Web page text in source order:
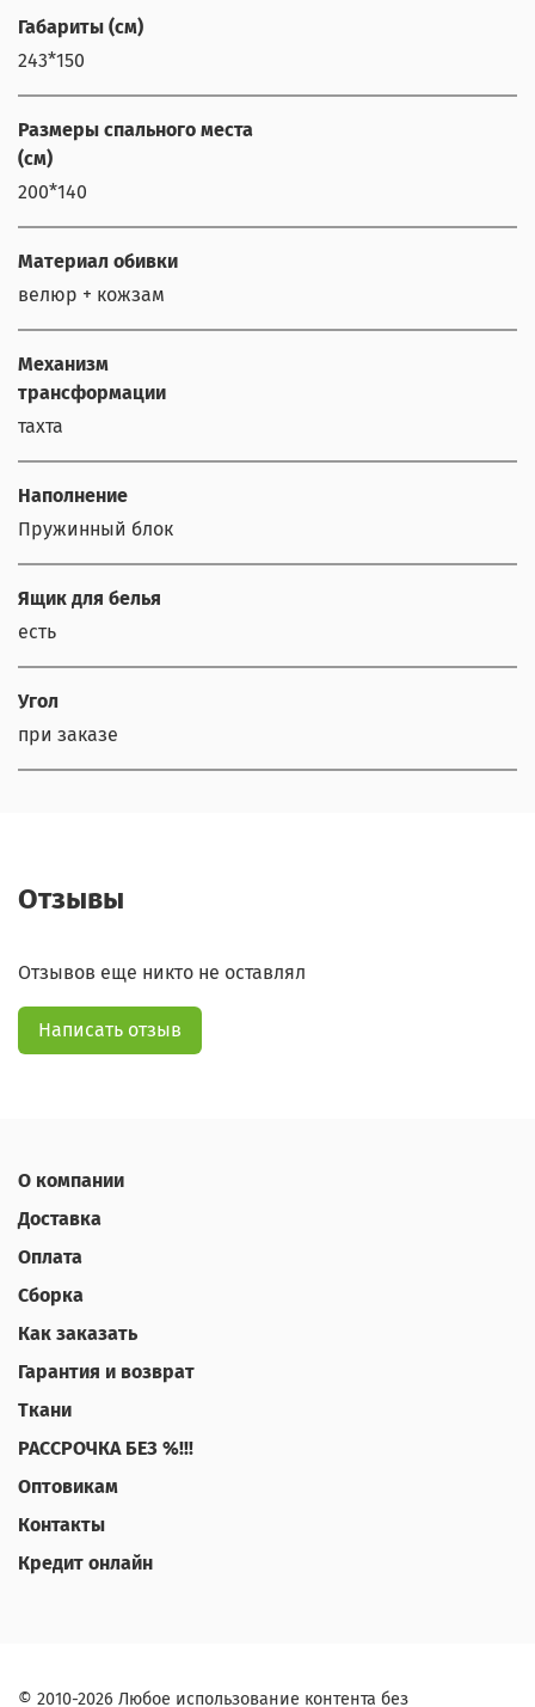
Габариты (см)
243*150
Размеры спального места
(см)
200*140
Материал обивки
велюр + кожзам
Механизм
трансформации
тахта
Наполнение
Пружинный блок
Ящик для белья
есть
Угол
при заказе
Отзывы
Отзывов еще никто не оставлял
Написать отзыв
О компании
Доставка
Оплата
Сборка
Как заказать
Гарантия и возврат
Ткани
РАССРОЧКА БЕЗ %!!!
Оптовикам
Контакты
Кредит онлайн
© 2010-2026 Любое использование контента без